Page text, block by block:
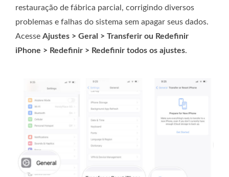
restauração de fábrica parcial, corrigindo diversos
problemas e falhas do sistema sem apagar seus dados.
Acesse Ajustes > Geral > Transferir ou Redefinir
iPhone > Redefinir > Redefinir todos os ajustes.